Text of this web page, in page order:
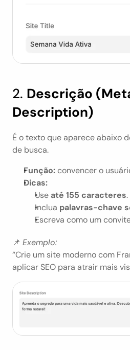
2. Descrição
Description)
É o texto que aparece abaixo
de busca.
Função: convencer o
Dicas:
Use até 155 caracteres.
Inclua palavras-chave
Escreva como um
📌 Exemplo:
“Crie um site moderno com
aplicar SEO para atrair mais